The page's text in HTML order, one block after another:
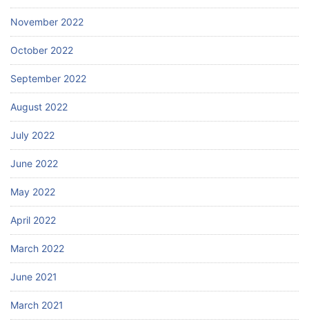
November 2022
October 2022
September 2022
August 2022
July 2022
June 2022
May 2022
April 2022
March 2022
June 2021
March 2021